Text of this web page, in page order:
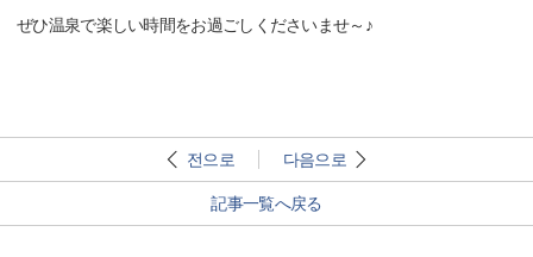
ぜひ温泉で楽しい時間をお過ごしくださいませ～♪
전으로 다음으로
記事一覧へ戻る